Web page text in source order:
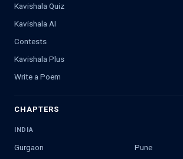
Kavishala Quiz
Kavishala AI
Contests
Kavishala Plus
Write a Poem
CHAPTERS
INDIA
Gurgaon
Pune